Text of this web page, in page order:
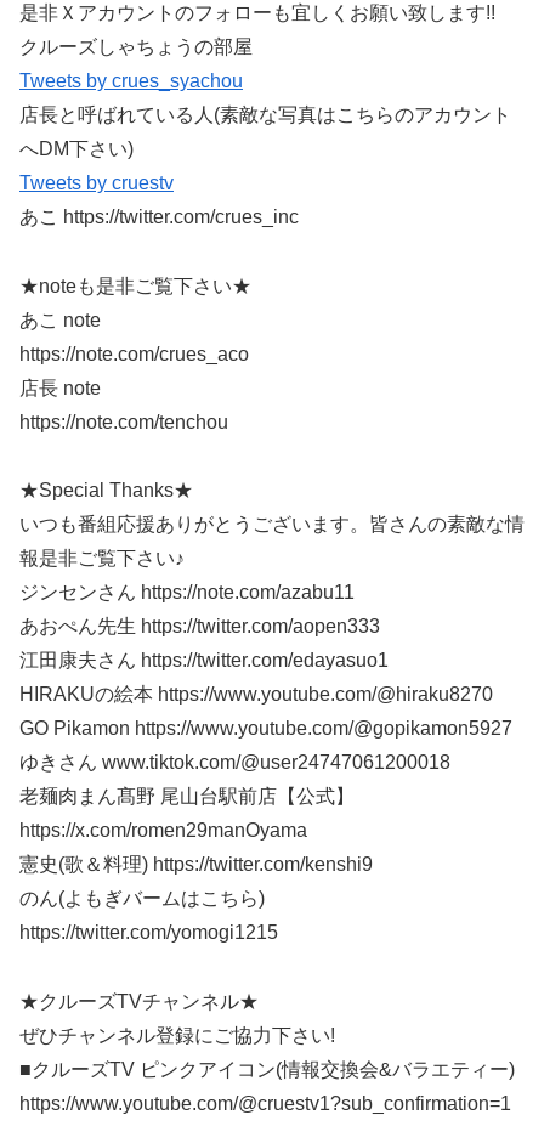
是非Ｘアカウントのフォローも宜しくお願い致します!!
クルーズしゃちょうの部屋
Tweets by crues_syachou
店長と呼ばれている人(素敵な写真はこちらのアカウント
へDM下さい)
Tweets by cruestv
あこ https://twitter.com/crues_inc
★noteも是非ご覧下さい★
あこ note
https://note.com/crues_aco
店長 note
https://note.com/tenchou
★Special Thanks★
いつも番組応援ありがとうございます。皆さんの素敵な情
報是非ご覧下さい♪
ジンセンさん https://note.com/azabu11
あおぺん先生 https://twitter.com/aopen333
江田康夫さん https://twitter.com/edayasuo1
HIRAKUの絵本 https://www.youtube.com/@hiraku8270
GO Pikamon https://www.youtube.com/@gopikamon5927
ゆきさん www.tiktok.com/@user24747061200018
老麺肉まん髙野 尾山台駅前店【公式】
https://x.com/romen29manOyama
憲史(歌＆料理) https://twitter.com/kenshi9
のん(よもぎバームはこちら)
https://twitter.com/yomogi1215
★クルーズTVチャンネル★
ぜひチャンネル登録にご協力下さい!
■クルーズTV ピンクアイコン(情報交換会&バラエティー)
https://www.youtube.com/@cruestv1?sub_confirmation=1